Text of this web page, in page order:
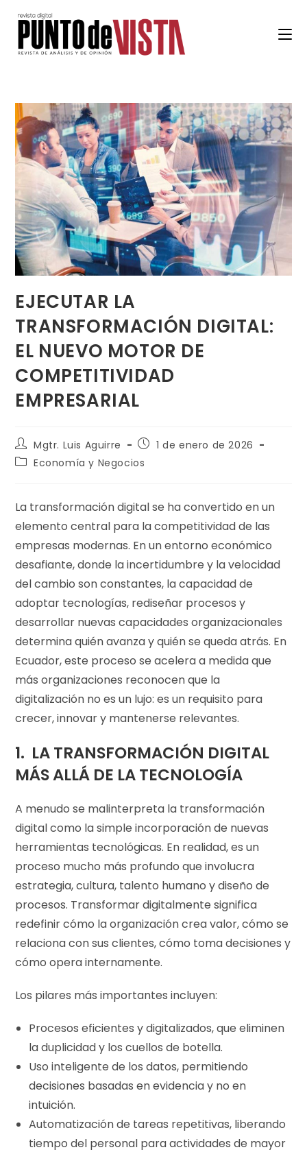
EJECUTAR LA
TRANSFORMACIÓN DIGITAL:
EL NUEVO MOTOR DE
COMPETITIVIDAD
EMPRESARIAL
Mgtr. Luis Aguirre
1 de enero de 2026
Economía y Negocios
La transformación digital se ha convertido en un
elemento central para la competitividad de las
empresas modernas. En un entorno económico
desafiante, donde la incertidumbre y la velocidad
del cambio son constantes, la capacidad de
adoptar tecnologías, rediseñar procesos y
desarrollar nuevas capacidades organizacionales
determina quién avanza y quién se queda atrás. En
Ecuador, este proceso se acelera a medida que
más organizaciones reconocen que la
digitalización no es un lujo: es un requisito para
crecer, innovar y mantenerse relevantes.
1. LA TRANSFORMACIÓN DIGITAL
MÁS ALLÁ DE LA TECNOLOGÍA
A menudo se malinterpreta la transformación
digital como la simple incorporación de nuevas
herramientas tecnológicas. En realidad, es un
proceso mucho más profundo que involucra
estrategia, cultura, talento humano y diseño de
procesos. Transformar digitalmente significa
redefinir cómo la organización crea valor, cómo se
relaciona con sus clientes, cómo toma decisiones y
cómo opera internamente.
Los pilares más importantes incluyen:
Procesos eficientes y digitalizados, que eliminen
la duplicidad y los cuellos de botella.
Uso inteligente de los datos, permitiendo
decisiones basadas en evidencia y no en
intuición.
Automatización de tareas repetitivas, liberando
tiempo del personal para actividades de mayor